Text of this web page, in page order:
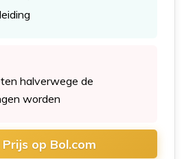
halverwege de
worden
Prijs op Bol.com